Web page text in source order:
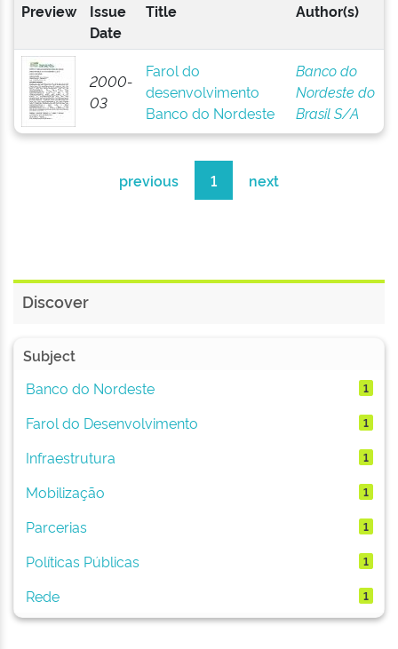
Preview
Issue
Date
Title Author(s)
2000-
03
Farol do
desenvolvimento
Banco do Nordeste
Banco do
Nordeste do
Brasil S/A
previous 1 next
Discover
Subject
Banco do Nordeste
1
Farol do Desenvolvimento 1
Infraestrutura 1
Mobilização 1
Parcerias 1
Políticas Públicas 1
Rede 1